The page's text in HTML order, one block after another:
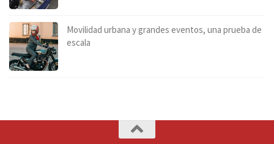
Movilidad urbana y grandes eventos, una prueba de
escala